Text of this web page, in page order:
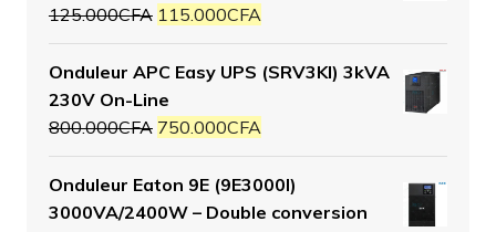
125.000CFA 115.000CFA
Onduleur APC Easy UPS (SRV3KI) 3kVA
230V On-Line
800.000CFA 750.000CFA
Onduleur Eaton 9E (9E3000I)
3000VA/2400W – Double conversion